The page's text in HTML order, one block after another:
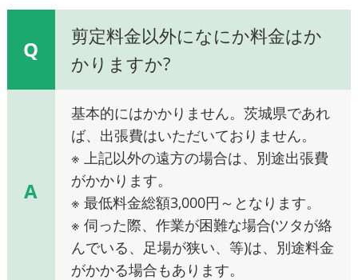
Q
剪定料金以外になにか料金はか
かりますか?
A
基本的にはかかりません。茨城県であれ
ば、出張費はいただいておりません。
※ 上記以外の遠方の場合は、別途出張費
がかかります。
※ 最低料金総額3,000円～となります。
※ 伺った際、作業が困難な場合(ツタが絡
んでいる、足場が狭い、等)は、別途料金
がかかる場合もあります。